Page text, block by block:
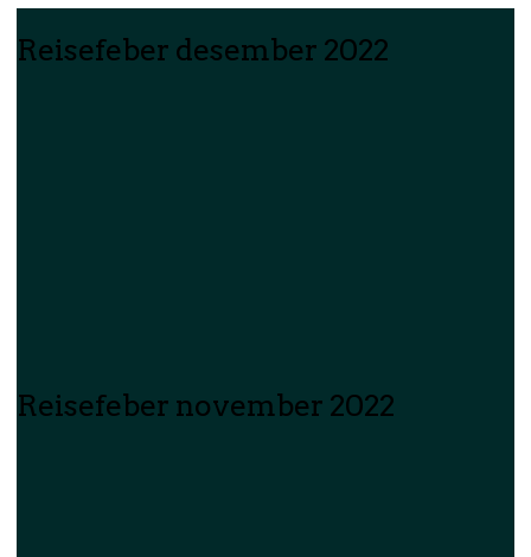
Reisefeber desember 2022
Reisefeber november 2022